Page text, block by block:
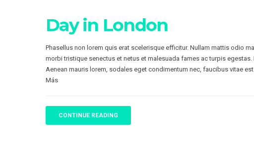
Day in London
Phasellus non lorem quis erat scelerisque efficitur. Nullam mattis odio
morbi tristique senectus et netus et malesuada fames ac turpis
Aenean mauris lorem, sodales eget condimentum nec, faucibus vitae
Más
CONTINUE READING